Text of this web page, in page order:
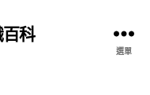
科
選單